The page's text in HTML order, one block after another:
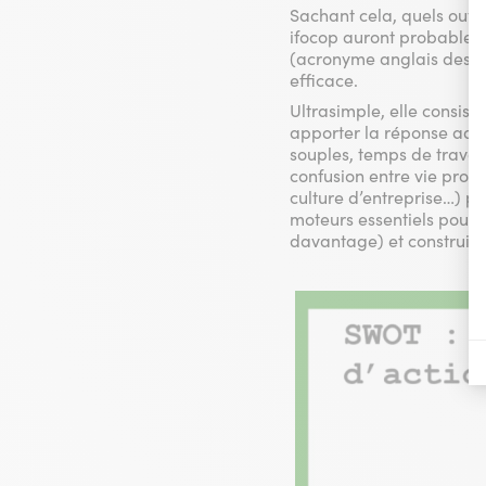
Sachant cela, quels
ifocop auront
(acronyme anglais des
efficace.
Ultrasimple, elle
apporter la réponse
souples, temps de
confusion entre vie pro
culture d’entreprise…)
moteurs essentiels pour
davantage) et